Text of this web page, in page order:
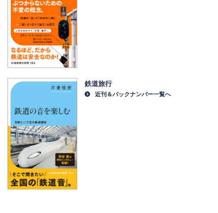
鉄道旅行
近刊＆バックナンバー一覧へ